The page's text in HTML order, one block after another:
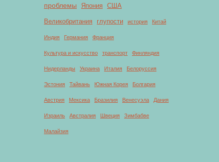
проблемы
Япония США
Великобритания глупости история Китай
Индия Германия Франция
Культура и искусство транспорт Финляндия
Нидерланды Украина Италия Белоруссия
Эстония Тайвань Южная Корея Болгария
Австрия Мексика Бразилия Венесуэла Дания
Израиль Австралия Швеция Зимбабве
Малайзия